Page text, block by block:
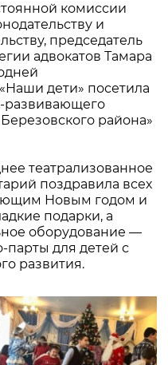
комиссии
и
председатель
адвокатов Тамара
дети» посетила
развивающего
района»
театрализованное
поздравила всех
Новым годом и
подарки, а
оборудование —
для детей с
развития.